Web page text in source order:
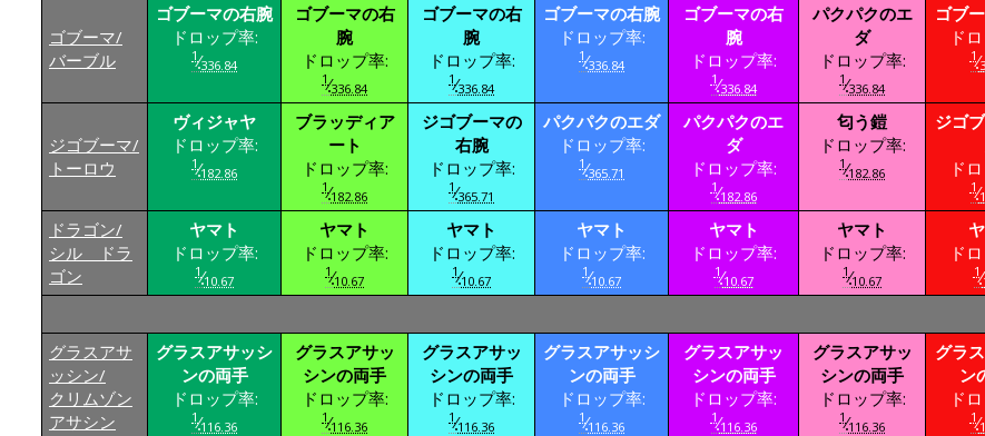
ゴブーマ/
バーブル
ゴブーマの右腕
ドロップ率:
1⁄336.84
ゴブーマの右
腕
ドロップ率:
1⁄336.84
ゴブーマの右
腕
ドロップ率:
1⁄336.84
ゴブーマの右腕
ドロップ率:
1⁄336.84
ゴブーマの右
腕
ドロップ率:
1⁄336.84
パクパクのエ
ダ
ドロップ率:
1⁄336.84
ゴブ
ド
1⁄
ジゴブーマ/
トーロウ
ヴィジャヤ
ドロップ率:
1⁄182.86
ブラッディア
ート
ドロップ率:
1⁄182.86
ジゴブーマの
右腕
ドロップ率:
1⁄365.71
パクパクのエダ
ドロップ率:
1⁄365.71
パクパクのエ
ダ
ドロップ率:
1⁄182.86
匂う鎧
ドロップ率:
1⁄182.86
ジゴ
ド
1⁄
ドラゴン/
シル ドラ
ゴン
ヤマト
ドロップ率:
1⁄10.67
ヤマト
ドロップ率:
1⁄10.67
ヤマト
ドロップ率:
1⁄10.67
ヤマト
ドロップ率:
1⁄10.67
ヤマト
ドロップ率:
1⁄10.67
ヤマト
ドロップ率:
1⁄10.67
ド
1⁄
グラスアサ
ッシン/
クリムゾン
アサシン
グラスアサッシ
ンの両手
ドロップ率:
1⁄116.36
グラスアサッ
シンの両手
ドロップ率:
1⁄116.36
グラスアサッ
シンの両手
ドロップ率:
1⁄116.36
グラスアサッシ
ンの両手
ドロップ率:
1⁄116.36
グラスアサッ
シンの両手
ドロップ率:
1⁄116.36
グラスアサッ
シンの両手
ドロップ率:
1⁄116.36
グラ
ン
ド
1⁄